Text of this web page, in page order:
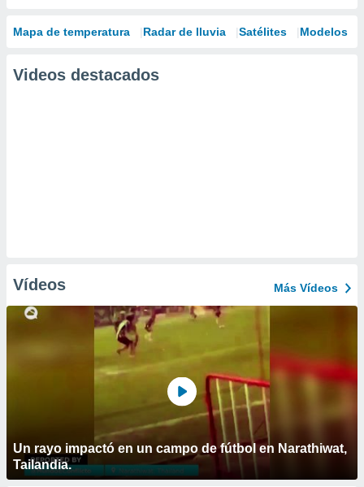
Mapa de temperatura Radar de lluvia Satélites Modelos
Videos destacados
Vídeos Más Vídeos
Un rayo impactó en un campo de fútbol en Narathiwat,
Tailandia.